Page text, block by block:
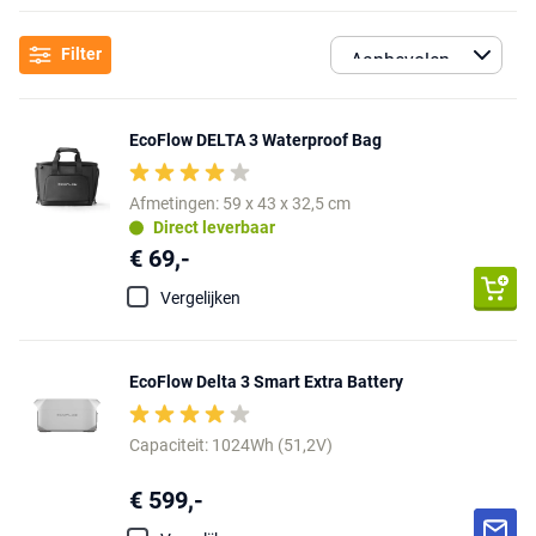
Filter
EcoFlow DELTA 3 Waterproof Bag
Afmetingen: 59 x 43 x 32,5 cm
Direct leverbaar
€ 69,-
Vergelijken
EcoFlow Delta 3 Smart Extra Battery
Capaciteit: 1024Wh (51,2V)
€ 599,-